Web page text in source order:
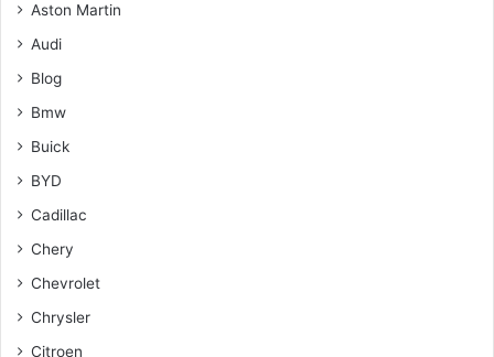
Aston Martin
Audi
Blog
Bmw
Buick
BYD
Cadillac
Chery
Chevrolet
Chrysler
Citroen